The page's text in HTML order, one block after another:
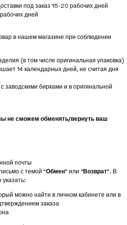
под заказ 15-20 рабочих дней
дней
в нашем магазине при соблюдении
(в том числе оригинальная упаковка)
14 календарных дней, не считая дня
заводскими бирками и в оригинальной
не сможем обменять/вернуть ваш
почты
с темой "Обмен" или “Возврат”. В
можно найти в личном кабинете или в
заказа